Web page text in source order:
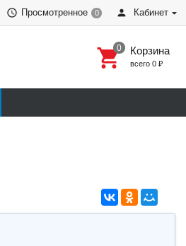
Просмотренное 0 Кабинет
Корзина
всего 0 ₽